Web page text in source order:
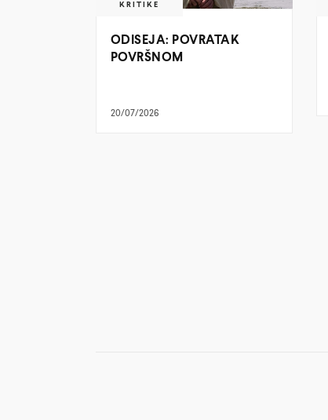
KRITIKE
ODISEJA: POVRATAK
POVRŠNOM
20/07/2026